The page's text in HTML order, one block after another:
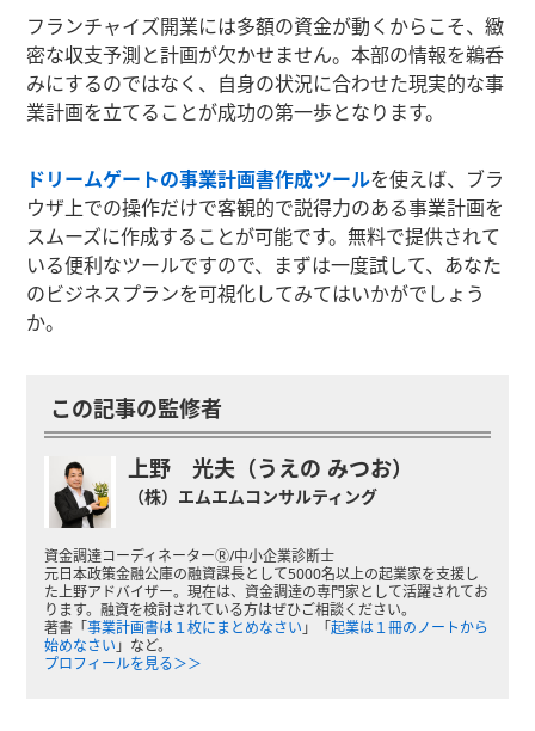
フランチャイズ開業には多額の資金が動くからこそ、緻
密な収支予測と計画が欠かせません。本部の情報を鵜呑
みにするのではなく、自身の状況に合わせた現実的な事
業計画を立てることが成功の第一歩となります。
ドリームゲートの事業計画書作成ツールを使えば、ブラ
ウザ上での操作だけで客観的で説得力のある事業計画を
スムーズに作成することが可能です。無料で提供されて
いる便利なツールですので、まずは一度試して、あなた
のビジネスプランを可視化してみてはいかがでしょう
か。
この記事の監修者
上野 光夫（うえの みつお）
（株）エムエムコンサルティング
資金調達コーディネーターⓇ/中小企業診断士
元日本政策金融公庫の融資課長として5000名以上の起業家を支援し
た上野アドバイザー。現在は、資金調達の専門家として活躍されてお
ります。融資を検討されている方はぜひご相談ください。
著書「事業計画書は１枚にまとめなさい 」「起業は１冊のノートから
始めなさい 」など。
プロフィールを見る＞＞